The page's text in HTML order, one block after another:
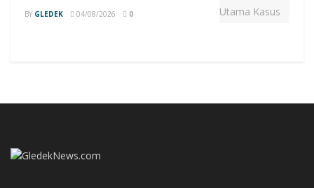
BY GLEDEK 04/08/2026 0